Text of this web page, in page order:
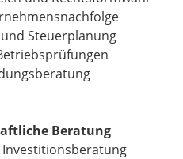
Steuerplanung
Beratung